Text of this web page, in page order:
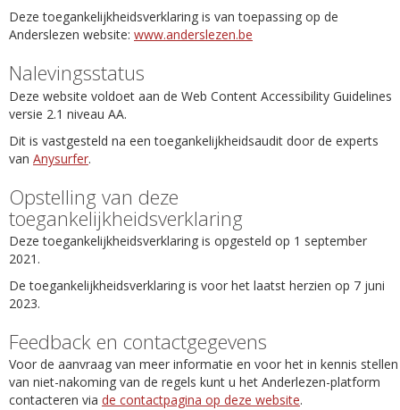
Deze toegankelijkheidsverklaring is van toepassing op de
Anderslezen website: www.anderslezen.be
Nalevingsstatus
Deze website voldoet aan de Web Content Accessibility Guidelines
versie 2.1 niveau AA.
Dit is vastgesteld na een toegankelijkheidsaudit door de experts
van Anysurfer.
Opstelling van deze
toegankelijkheidsverklaring
Deze toegankelijkheidsverklaring is opgesteld op 1 september
2021.
De toegankelijkheidsverklaring is voor het laatst herzien op 7 juni
2023.
Feedback en contactgegevens
Voor de aanvraag van meer informatie en voor het in kennis stellen
van niet-nakoming van de regels kunt u het Anderlezen-platform
contacteren via de contactpagina op deze website.